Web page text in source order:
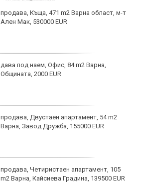
продава, Къща, 471 m2 Варна област, м-т
Ален Мак, 530000 EUR
дава под наем, Офис, 84 m2 Варна,
Общината, 2000 EUR
продава, Двустаен апартамент, 54 m2
Варна, Завод Дружба, 155000 EUR
продава, Четиристаен апартамент, 105
m2 Варна, Кайсиева Градина, 139500 EUR